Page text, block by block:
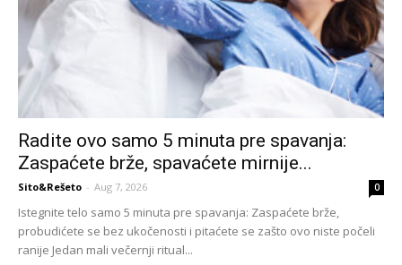
Radite ovo samo 5 minuta pre spavanja:
Zaspaćete brže, spavaćete mirnije...
Sito&Rešeto - Aug 7, 2026 0
Istegnite telo samo 5 minuta pre spavanja: Zaspaćete brže,
probudićete se bez ukočenosti i pitaćete se zašto ovo niste počeli
ranije Jedan mali večernji ritual...